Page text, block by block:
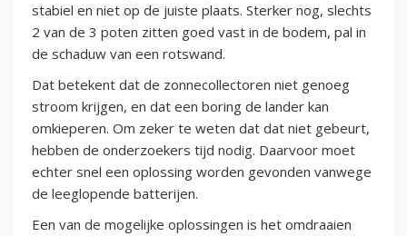
stabiel en niet op de juiste plaats. Sterker nog, slechts
2 van de 3 poten zitten goed vast in de bodem, pal in
de schaduw van een rotswand.
Dat betekent dat de zonnecollectoren niet genoeg
stroom krijgen, en dat een boring de lander kan
omkieperen. Om zeker te weten dat dat niet gebeurt,
hebben de onderzoekers tijd nodig. Daarvoor moet
echter snel een oplossing worden gevonden vanwege
de leeglopende batterijen.
Een van de mogelijke oplossingen is het omdraaien